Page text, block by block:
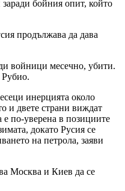
бойния опит, който
продължава да дава
войници месечно, убити.
инерцията около
и двете страни виждат
по-уверена в позициите
докато Русия се
на петрола, заяви
Москва и Киев да се